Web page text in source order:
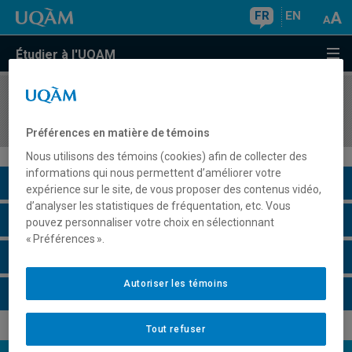
FR EN
Étudier à l'UQAM
COURS//
Description du cours
Horaire - Été 2026
Préférences en matière de témoins
Nous utilisons des témoins (cookies) afin de collecter des
informations qui nous permettent d’améliorer votre
expérience sur le site, de vous proposer des contenus vidéo,
d’analyser les statistiques de fréquentation, etc. Vous
pouvez personnaliser votre choix en sélectionnant
« Préférences ».
Tout refuser
Autoriser les témoins